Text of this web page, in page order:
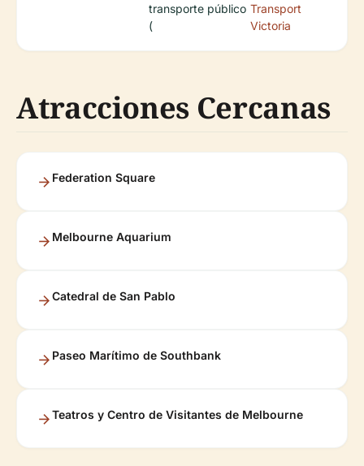
transporte público
(
Transport
Victoria
Atracciones Cercanas
Federation Square
Melbourne Aquarium
Catedral de San Pablo
Paseo Marítimo de Southbank
Teatros y Centro de Visitantes de Melbourne